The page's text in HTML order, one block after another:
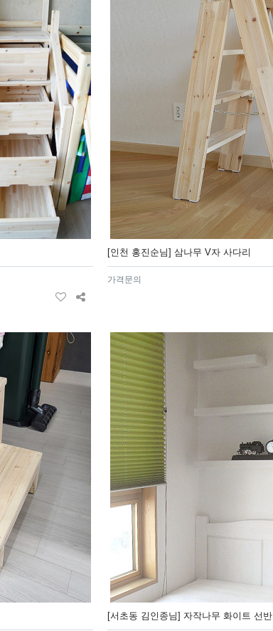
[인천 홍진순님] 삼나무 V자 사다리
가격문의
[서초동 김인종님] 자작나무 화이트 선반